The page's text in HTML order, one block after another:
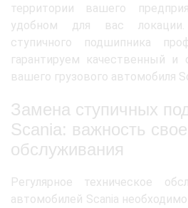
территории вашего
удобном для вас
ступичного подшипника
гарантируем качественный и
вашего грузового автомобиля
Замена ступичных
Scania: важность
обслуживания
Регулярное техническое
автомобилей Scania